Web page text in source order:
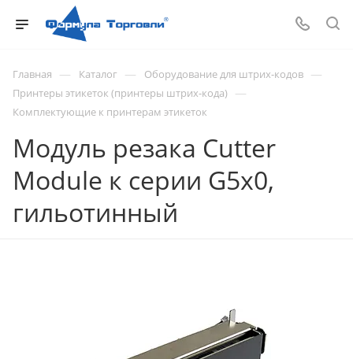
Главная — Каталог — Оборудование для штрих-кодов —
Принтеры этикеток (принтеры штрих-кода) —
Комплектующие к принтерам этикеток
Модуль резака Cutter
Module к серии G5x0,
гильотинный